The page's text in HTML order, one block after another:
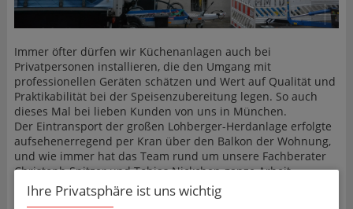
Immer öfter dürfen wir Küchenanlagen auch bei
Privatpersonen installieren, die den Umgang mit
professionellen Geräten schätzen und Wert auf Qualität und
Praktikabilität bei der Speisenzubereitung legen. So auch
dieses Mal bei lieben Kunden von uns in München.
Der Eintransport der großen Lohberger-Herdanlage erfolgte
aufsehenerregend per Kran über den Balkon der Wohnung,
und wie immer hat das Team rund um unsere Fachberater
Christoph Spitzer und Tobias Nickchen ganze Arbeit
geleistet.
Wir bedanken uns für das entgegengebrachte Vertrauen und
Ihre Privatsphäre ist uns wichtig